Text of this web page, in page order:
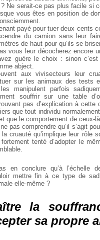
Ne serait-ce pas plus facile si
vous êtes en position de
payé pour tuer deux cents
ducamion sans leur
de haut pour qu’ils se
vous leur décocherez encore
guère lechoix : sinon c’est
abject.
aux vivisecteurs leur
sur les animaux des tests
manipulent parfois
souffrir sur une table
pas d’explication àcette
que tout individu
que le comportement de ceux-là
pas comprendre qu’il s’agit
cruauté qu’implique leur rôle
tenté d’adopter le
en conclure qu’à l’échelle
mettre fin à ce typede
elle-même ?
la
sa propre